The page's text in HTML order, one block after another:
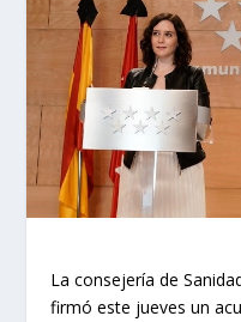
La consejería de
firmó este jueves un